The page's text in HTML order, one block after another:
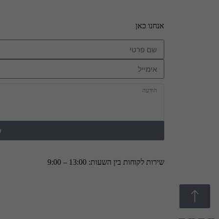
אנחנו כאן
שירות לקוחות בין השעות: 13:00 – 9:00